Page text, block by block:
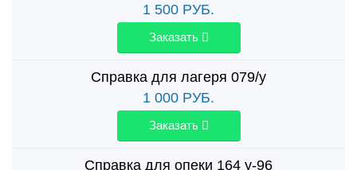
1 500 РУБ.
Заказать
Справка для лагеря 079/у
1 000 РУБ.
Заказать
Справка для опеки 164 у-96